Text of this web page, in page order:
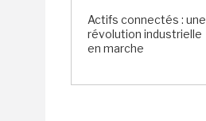
Actifs connectés : une
révolution industrielle
en marche